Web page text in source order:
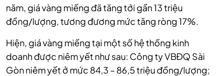
năm, giá vàng miếng đã tăng tới gần 13 triệu
đồng/lượng, tương đương mức tăng ròng 17%.
Hiện, giá vàng miếng tại một số hệ thống kinh
doanh được niêm yết như sau: Công ty VBĐQ Sài
Gòn niêm yết ở mức 84,3 – 86,5 triệu đồng/lượng;